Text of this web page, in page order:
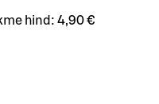
hind: 4,90 €